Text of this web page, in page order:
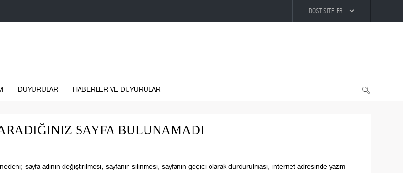
DUYURULAR HABERLER VE DUYURULAR
SAYFA BULUNAMADI
nedeni; sayfa adının değiştirilmesi, sayfanın silinmesi, sayfanın geçici olarak durdurulması, internet adresinde yazım